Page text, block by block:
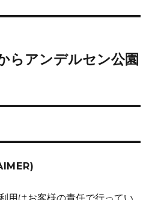
らアンデルセン公園
用はお客様の責任で行ってい